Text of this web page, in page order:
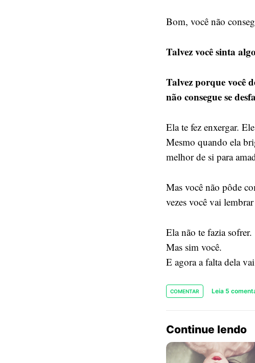
Bom, você não
Talvez você sinta
Talvez porque você
não consegue se
Ela te fez enxergar.
Mesmo quando ela
melhor de si para
Mas você não pôde
vezes você vai
Ela não te fazia sofrer.
Mas sim você.
E agora a falta dela
COMENTAR Leia 5
Continue lendo